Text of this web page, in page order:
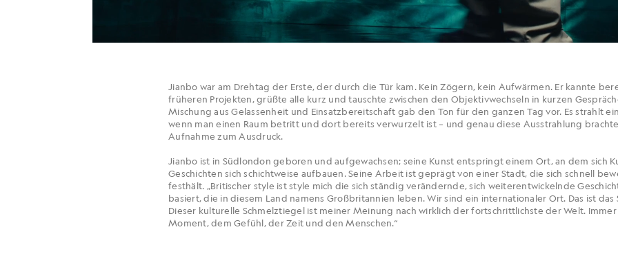
Jianbo war am Drehtag der Erste, der durch die Tür kam. Kein Zögern, kein Aufwärmen. Er kannte
früheren Projekten, grüßte alle kurz und tauschte zwischen den Objektivwechseln in kurzen
Mischung aus Gelassenheit und Einsatzbereitschaft gab den Ton für den ganzen Tag vor. Es strahlt
wenn man einen Raum betritt und dort bereits verwurzelt ist – und genau diese Ausstrahlung
Aufnahme zum Ausdruck.
Jianbo ist in Südlondon geboren und aufgewachsen; seine Kunst entspringt einem Ort, an dem sich
Geschichten sich schichtweise aufbauen. Seine Arbeit ist geprägt von einer Stadt, die sich schnell
festhält. „Britischer style ist style mich die sich ständig verändernde, sich weiterentwickelnde
basiert, die in diesem Land namens Großbritannien leben. Wir sind ein internationaler Ort. Das ist das
Dieser kulturelle Schmelztiegel ist meiner Meinung nach wirklich der fortschrittlichste der Welt.
Moment, dem Gefühl, der Zeit und den Menschen.“